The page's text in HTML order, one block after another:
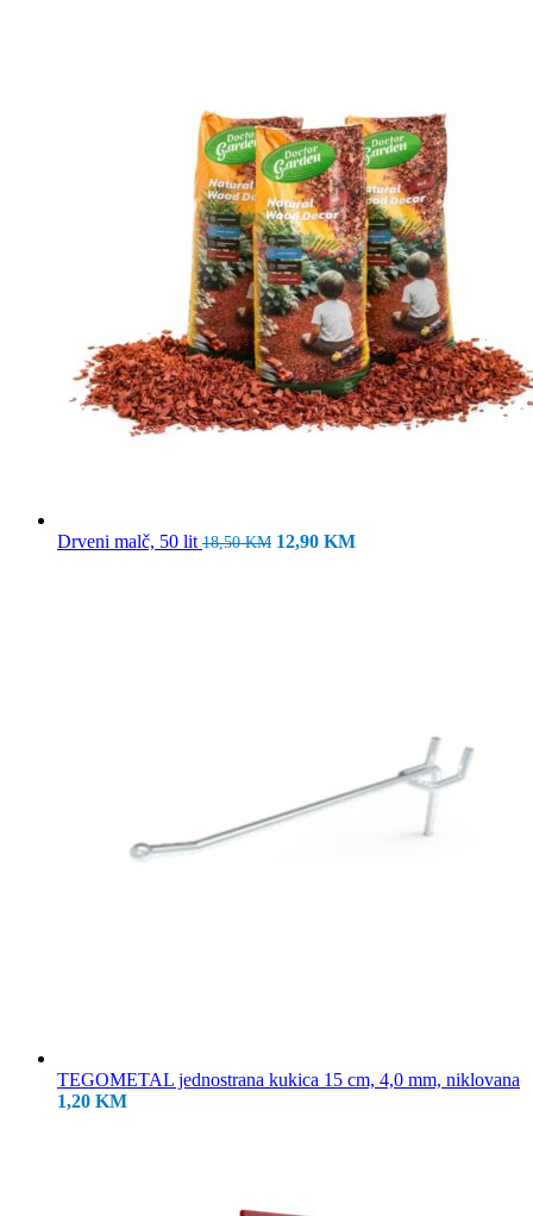
Drveni malč, 50 lit 18,50KM Izvorna
12,90 KMTrenutna
TEGOMETAL jednostrana kukica 15 cm, 4,0 mm, niklovana
1,20 KM